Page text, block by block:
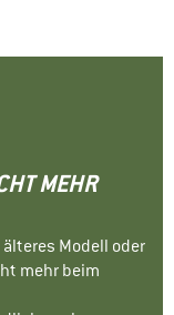
MEHR
Modell oder
mehr beim